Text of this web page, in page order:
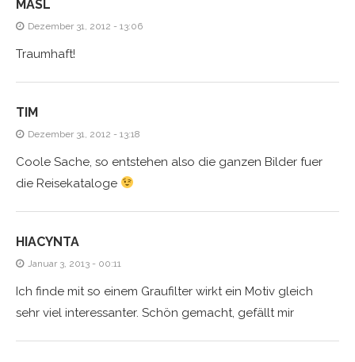
MASL
Dezember 31, 2012 - 13:06
Traumhaft!
TIM
Dezember 31, 2012 - 13:18
Coole Sache, so entstehen also die ganzen Bilder fuer
die Reisekataloge
HIACYNTA
Januar 3, 2013 - 00:11
Ich finde mit so einem Graufilter wirkt ein Motiv gleich
sehr viel interessanter. Schön gemacht, gefällt mir